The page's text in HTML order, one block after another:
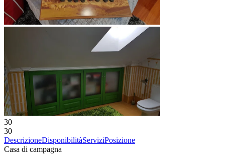
30
30
DescrizioneDisponibilitàServiziPosizione
Casa di campagna